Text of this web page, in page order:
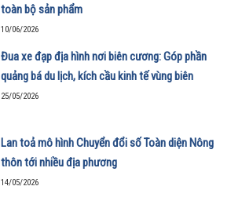
toàn bộ sản phẩm
10/06/2026
Đua xe đạp địa hình nơi biên cương: Góp phần
quảng bá du lịch, kích cầu kinh tế vùng biên
25/05/2026
Lan toả mô hình Chuyển đổi số Toàn diện Nông
thôn tới nhiều địa phương
14/05/2026